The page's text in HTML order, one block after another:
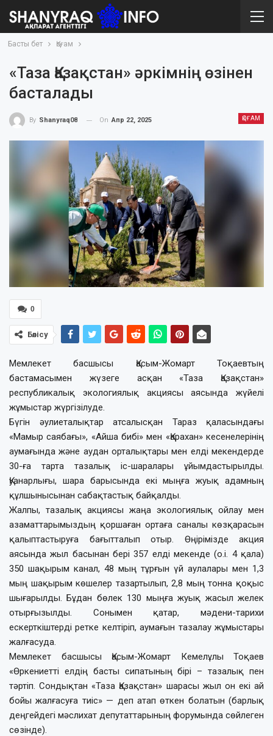
Басты бет Қоғам
«Таза Қазақстан» әркімнің өзінен
басталады
ҚОҒАМ
By Shanyraq08 On Апр 22, 2025
0
Бөлісу
Мемлекет басшысы Қасым-Жомарт Тоқаевтың
бастамасымен жүзеге асқан «Таза Қазақстан»
республикалық экологиялық акциясы аясында жүйелі
жұмыстар жүргізілуде.
Бүгін әулиеталықтар атсалысқан Тараз қаласындағы
«Мамыр саябағы», «Айша бибі» мен «Қарахан» кесенелерінің
аумағында және аудан орталықтары мен елді мекендерде
30-ға тарта тазалық іс-шаралары ұйымдастырылды.
Қуанарлығы, шара барысында екі мыңға жуық адамның
құлшынысынан сабақтастық байқалды.
Жалпы, тазалық акциясы жаңа экологиялық ойлау мен
азаматтарымыздың қоршаған ортаға саналы көзқарасын
қалыптастыруға бағытталып отыр. Өңірімізде акция
аясында жыл басынан бері 357 елді мекенде (о.і. 4 қала)
350 шақырым канал, 48 мың тұрғын үй аулалары мен 1,3
мың шақырым көшелер тазартылып, 2,8 мың тонна қоқыс
шығарылды. Бұдан бөлек 130 мыңға жуық жасыл желек
отырғызылды. Сонымен қатар, мәдени-тарихи
ескерткіштерді ретке келтіріп, аумағын тазалау жұмыстары
жалғасуда.
Мемлекет басшысы Қасым-Жомарт Кемелұлы Тоқаев
«Өркениетті елдің басты сипатының бірі – тазалық пен
тәртіп. Сондықтан «Таза Қазақстан» шарасы жыл он екі ай
бойы жалғасуға тиіс» — деп атап өткен болатын (барлық
деңгейдегі мәслихат депутаттарының форумында сөйлеген
сөзінде).